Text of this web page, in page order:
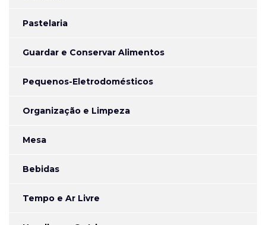
Pastelaria
Guardar e Conservar Alimentos
Pequenos-Eletrodomésticos
Organização e Limpeza
Mesa
Bebidas
Tempo e Ar Livre